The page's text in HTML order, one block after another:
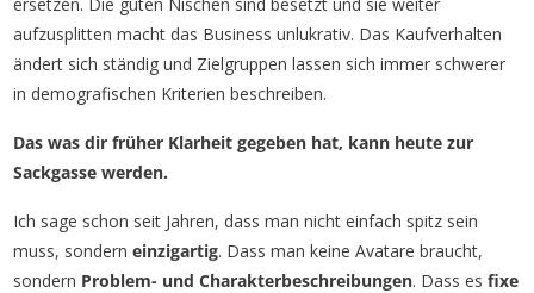
aufzusplitten macht das Business unlukrativ. Das Kaufverhalten
ändert sich ständig und Zielgruppen lassen sich immer schwerer
in demografischen Kriterien beschreiben.
Das was dir früher Klarheit gegeben hat, kann heute zur
Sackgasse werden.
Ich sage schon seit Jahren, dass man nicht einfach spitz sein
muss, sondern einzigartig. Dass man keine Avatare braucht,
sondern Problem- und Charakterbeschreibungen. Dass es fixe